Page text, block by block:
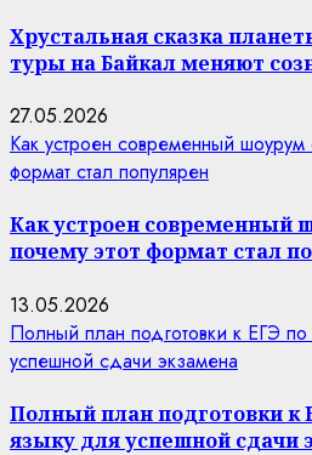
Хрустальная сказка
туры на Байкал меняют
27.05.2026
Как устроен современный
формат стал популярен
Как устроен современный
почему этот формат стал
13.05.2026
Полный план подготовки к ЕГЭ
успешной сдачи экзамена
Полный план подготовки к
языку для успешной сдачи